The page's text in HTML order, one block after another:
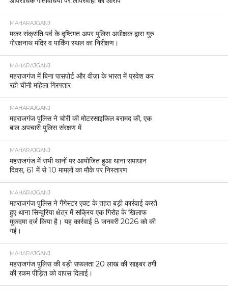
MAHARAJGANJ
मकर संक्रांति पर्व के दृष्टिगत अपर पुलिस अधीक्षक द्वारा गुरु
गोरक्षनाथ मंदिर व पार्किंग स्थल का निरीक्षण।
MAHARAJGANJ
महराजगंज में बिना पासपोर्ट और वीज़ा के भारत में प्रवेश कर
रही चीनी महिला गिरफ्तार
MAHARAJGANJ
महराजगंज पुलिस ने चोरी की मोटरसाइकिल बरामद की, एक
बाल अपचारी पुलिस संरक्षण में
MAHARAJGANJ
महराजगंज में सभी थानों पर आयोजित हुआ थाना समाधान
दिवस, 61 में से 10 मामलों का मौके पर निस्तारण
MAHARAJGANJ
महराजगंज पुलिस ने गैंगेस्टर एक्ट के तहत बड़ी कार्रवाई करते
हुए थाना सिन्दुरिया क्षेत्र में सक्रिय एक गिरोह के खिलाफ
मुकदमा दर्ज किया है। यह कार्रवाई 8 जनवरी 2026 को की
गई।
MAHARAJGANJ
महराजगंज पुलिस की बड़ी सफलता 20 लाख की साइबर ठगी
की रकम पीड़ित को वापस दिलाई।